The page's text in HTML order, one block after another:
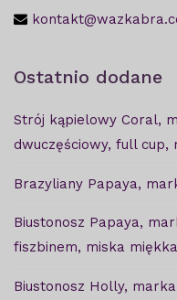
Ostatnio dodane
Strój kąpielowy Coral,
dwuczęściowy, full cup,
Brazyliany Papaya,
Biustonosz Papaya,
fiszbinem, miska miękka
Biustonosz Holly,